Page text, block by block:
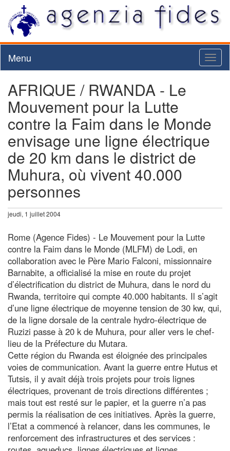
Menu
AFRIQUE / RWANDA - Le
Mouvement pour la Lutte
contre la Faim dans le Monde
envisage une ligne électrique
de 20 km dans le district de
Muhura, où vivent 40.000
personnes
jeudi, 1 juillet 2004
Rome (Agence Fides) - Le Mouvement pour la Lutte
contre la Faim dans le Monde (MLFM) de Lodi, en
collaboration avec le Père Mario Falconi, missionnaire
Barnabite, a officialisé la mise en route du projet
d’électrification du district de Muhura, dans le nord du
Rwanda, territoire qui compte 40.000 habitants. Il s’agit
d’une ligne électrique de moyenne tension de 30 kw, qui,
de la ligne dorsale de la centrale hydro-électrique de
Ruzizi passe à 20 k de Muhura, pour aller vers le chef-
lieu de la Préfecture du Mutara.
Cette région du Rwanda est éloignée des principales
voies de communication. Avant la guerre entre Hutus et
Tutsis, il y avait déjà trois projets pour trois lignes
électriques, provenant de trois directions différentes ;
mais tout est resté sur le papier, et la guerre n’a pas
permis la réalisation de ces initiatives. Après la guerre,
l’Etat a commencé à relancer, dans les communes, le
renforcement des infrastructures et des services :